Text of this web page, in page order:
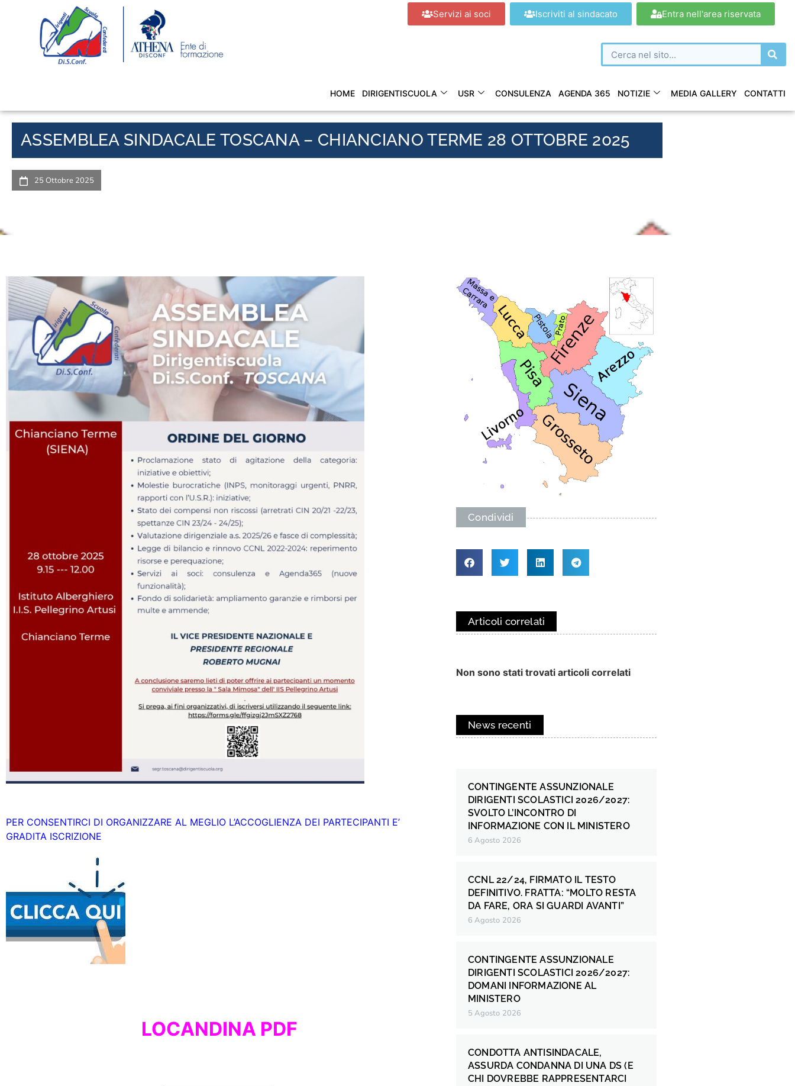
Servizi ai soci Iscriviti al sindacato Entra nell'area riservata
HOME DIRIGENTISCUOLA USR CONSULENZA AGENDA 365 NOTIZIE MEDIA GALLERY CONTATTI
ASSEMBLEA SINDACALE TOSCANA – CHIANCIANO TERME 28 OTTOBRE 2025
25 Ottobre 2025
PER CONSENTIRCI DI ORGANIZZARE AL MEGLIO L’ACCOGLIENZA DEI PARTECIPANTI E’
GRADITA ISCRIZIONE
LOCANDINA PDF
Condividi
Articoli correlati
Non sono stati trovati articoli correlati
News recenti
CONTINGENTE ASSUNZIONALE
DIRIGENTI SCOLASTICI 2026/2027:
SVOLTO L’INCONTRO DI
INFORMAZIONE CON IL MINISTERO
6 Agosto 2026
CCNL 22/24, FIRMATO IL TESTO
DEFINITIVO. FRATTA: “MOLTO RESTA
DA FARE, ORA SI GUARDI AVANTI”
6 Agosto 2026
CONTINGENTE ASSUNZIONALE
DIRIGENTI SCOLASTICI 2026/2027:
DOMANI INFORMAZIONE AL
MINISTERO
5 Agosto 2026
CONDOTTA ANTISINDACALE,
ASSURDA CONDANNA DI UNA DS (E
CHI DOVREBBE RAPPRESENTARCI